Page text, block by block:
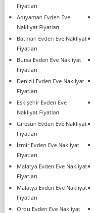
Fiyatları
Adıyaman Evden Eve
Nakliyat Fiyatları
Batman Evden Eve Nakliyat
Fiyatları
Bursa Evden Eve Nakliyat
Fiyatları
Denizli Evden Eve Nakliyat
Fiyatları
Eskişehir Evden Eve
Nakliyat Fiyatları
Giresun Evden Eve Nakliyat
Fiyatları
İzmir Evden Eve Nakliyat
Fiyatları
Malatya Evden Eve Nakliyat
Fiyatları
Malatya Evden Eve Nakliyat
Fiyatları
Ordu Evden Eve Nakliyat